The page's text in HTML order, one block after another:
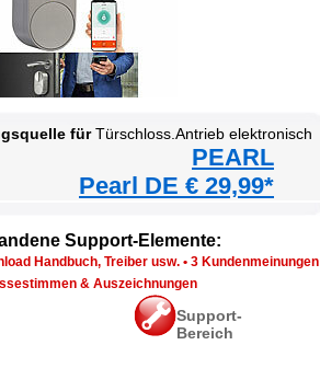
fürTürschloss.Antrieb elektronisch
PEARL
Pearl DE € 29,99*
Support-Elemente:
Handbuch, Treiber usw. • 3 Kundenmeinungen
& Auszeichnungen
Support-
Bereich